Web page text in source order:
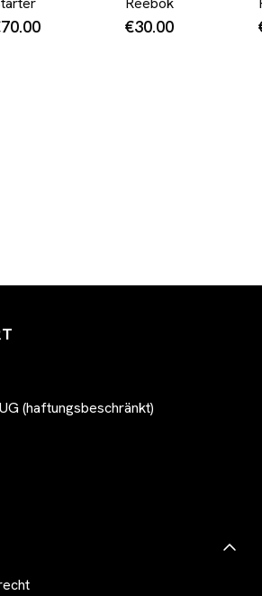
€30.00
(haftungsbeschränkt)